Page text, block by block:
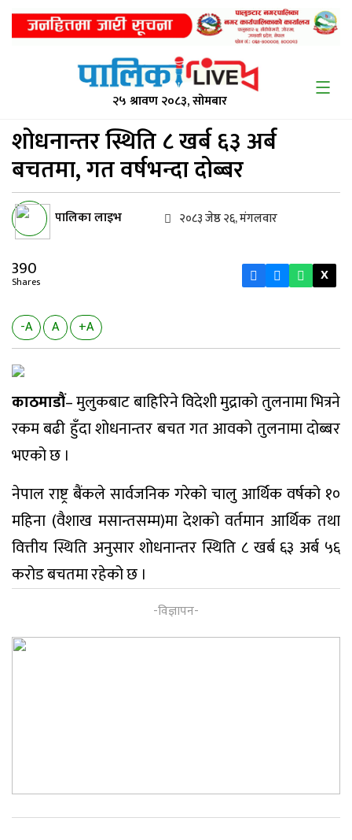
२५ श्रावण २०८३, सोमबार
शोधनान्तर स्थिति ८खर्ब ६३ अर्ब
बचतमा, गत वर्षभन्दा दोब्बर
पालिका लाइभ २०८३ जेष्ठ २६, मंगलवार
390
Shares X
-A A +A
काठमाडौं– मुलुकबाट बाहिरिने विदेशी मुद्राको तुलनामा भित्रने
रकम बढी हुँदा शोधनान्तर बचत गत आवको तुलनामा दोब्बर
भएको छ ।
नेपाल राष्ट्र बैंकले सार्वजनिक गरेको चालु आर्थिक वर्षको १०
महिना (वैशाख मसान्तसम्म)मा देशको वर्तमान आर्थिक तथा
वित्तीय स्थिति अनुसार शोधनान्तर स्थिति ८ खर्ब ६३ अर्ब ५६
करोड बचतमा रहेको छ ।